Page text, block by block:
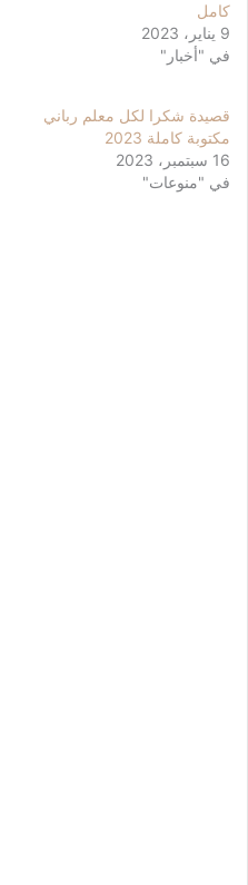
كامل
9 يناير، 2023
في "أخبار"
قصيدة شكرا لكل معلم رباني
مكتوبة كاملة 2023
16 سبتمبر، 2023
في "منوعات"